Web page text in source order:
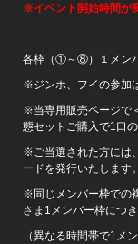
※イベント開始時間が
各枠（①～⑧）１メン
※ジンホ、フイの参加
※当専用販売ページで
態セットご購入で1口
※ご当選された方には
ードを発行いたします。
※同じメンバー枠での
さま1メンバー枠につ
（異なる時間帯で1メ